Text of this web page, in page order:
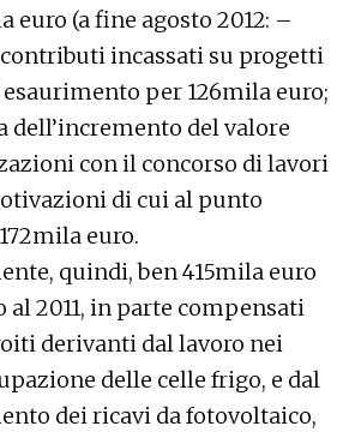
euro (a fine agosto 2012: –
incassati su progetti
per 126mila euro;
dell’incremento del valore
con il concorso di lavori
di cui al punto
euro.
quindi, ben 415mila euro
2011, in parte compensati
derivanti dal lavoro nei
delle celle frigo, e dal
dei ricavi da fotovoltaico,